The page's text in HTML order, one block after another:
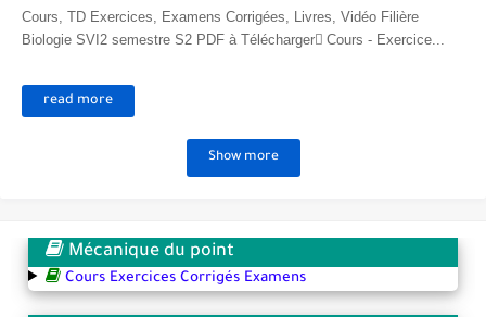
Cours, TD Exercices, Examens Corrigées, Livres, Vidéo Filière
Biologie SVI2 semestre S2 PDF à Télécharger ِCours - Exercice...
read more
Show more
Mécanique du point
Cours Exercices Corrigés Examens